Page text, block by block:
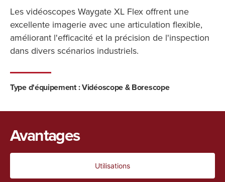
Les vidéoscopes Waygate XL Flex offrent une
excellente imagerie avec une articulation flexible,
améliorant l'efficacité et la précision de l'inspection
dans divers scénarios industriels.
Type d'équipement :Vidéoscope & Borescope
Avantages
Utilisations